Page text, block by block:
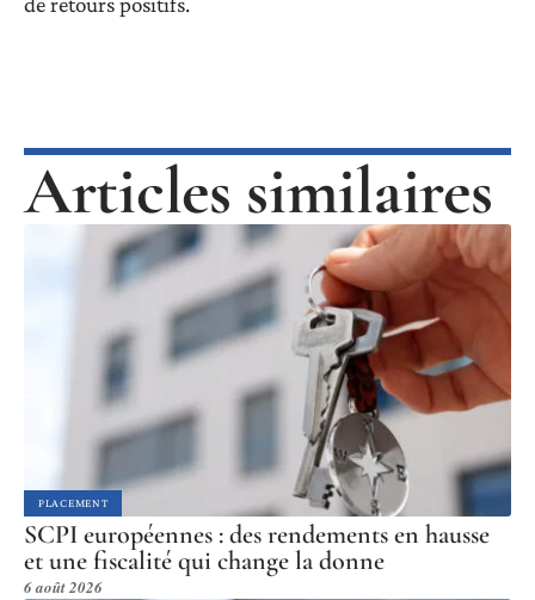
Articles similaires
PLACEMENT
SCPI européennes : des rendements en hausse
et une fiscalité qui change la donne
6 août 2026